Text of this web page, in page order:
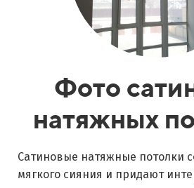
Фото
натяжных
Сатиновые натяжные потолки
мягкого сияния и придают